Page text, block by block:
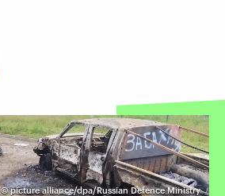
©picture alliance/dpa/Russian Defence Ministry